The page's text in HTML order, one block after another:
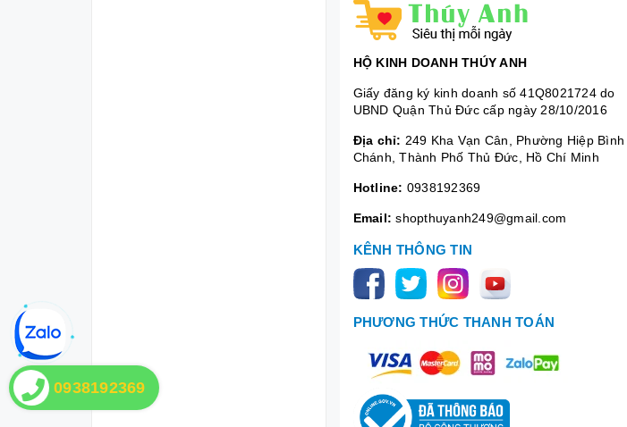
HỘ KINH DOANH THÚY ANH
Giấy đăng ký kinh doanh số 41Q8021724 do
UBND Quận Thủ Đức cấp ngày 28/10/2016
Địa chỉ: 249 Kha Vạn Cân, Phường Hiệp Bình
Chánh, Thành Phố Thủ Đức, Hồ Chí Minh
Hotline: 0938192369
Email: shopthuyanh249@gmail.com
KÊNH THÔNG TIN
PHƯƠNG THỨC THANH TOÁN
0938192369